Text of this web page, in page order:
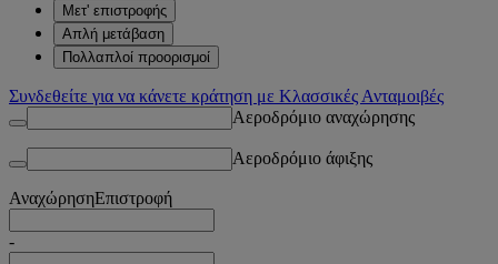
Μετ' επιστροφής
Απλή μετάβαση
Πολλαπλοί προορισμοί
Συνδεθείτε για να κάνετε κράτηση με Κλασσικές Ανταμοιβές
Αεροδρόμιο αναχώρησης
Αεροδρόμιο άφιξης
ΑναχώρησηΕπιστροφή
-